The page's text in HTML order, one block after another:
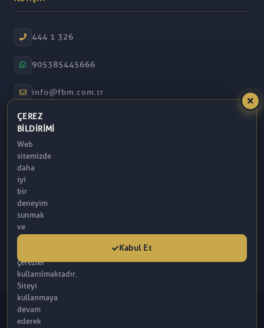
444 1 326
905385445666
info@fbm.com.tr
08:30 – 17:30
Atakum / Samsun
© 2026 FBM. Tüm hakları saklıdır. İçerik, FBM (R) Tarafından
Sağlanmaktadır.
ÇEREZ
BILDIRIMI
Web
sitemizde
daha
iyi
bir
deneyim
sunmak
ve
analitik
çerezler
kullanılmaktadır.
Siteyi
kullanmaya
devam
ederek
Kabul Et